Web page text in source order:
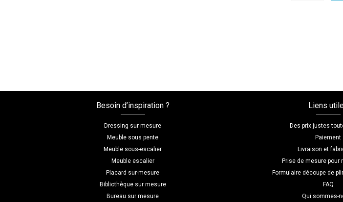
Besoin d’inspiration ?
Dressing sur mesure
Meuble sous pente
Meuble sous-escalier
Meuble escalier
Placard sur-mesure
Bibliothèque sur mesure
Bureau sur mesure
Liens
Des prix justes
Paiement
Livraison et
Prise de mesure pour
Formulaire découpe de
FAQ
Qui sommes-